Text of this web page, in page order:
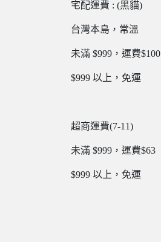
宅配運費 : (黑貓)
台灣本島，常溫
未滿 $999，運費$100
$999 以上，免運
超商運費(7-11)
未滿 $999，運費$63
$999 以上，免運